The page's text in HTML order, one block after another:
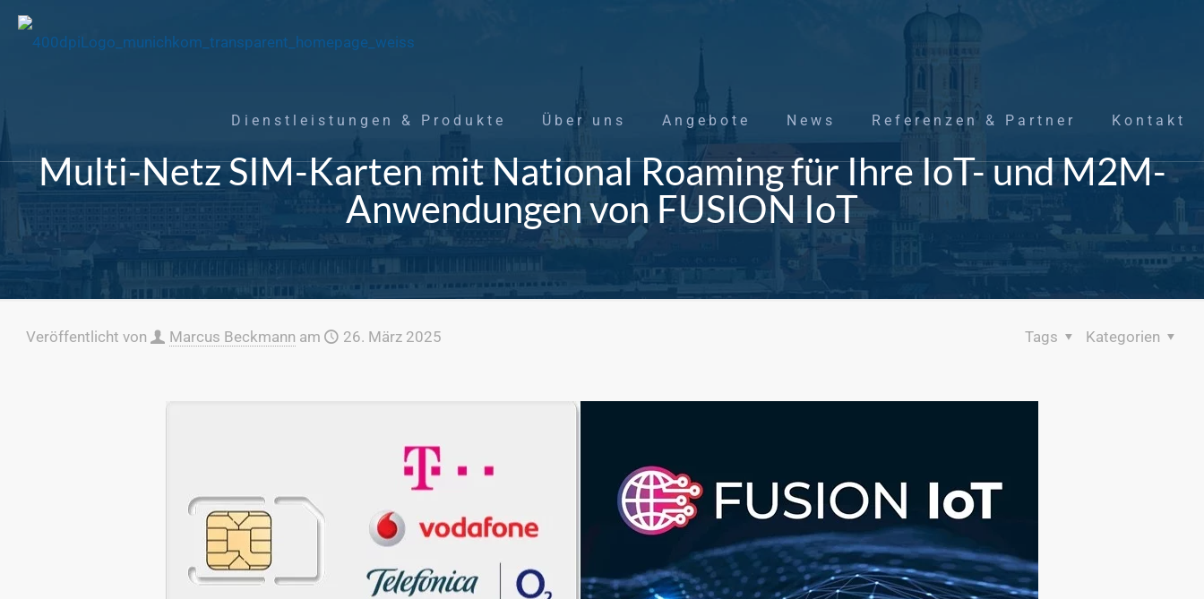
Dienstleistungen & Produkte Über uns Angebote News Referenzen & Partner Kontakt
Multi-Netz SIM-Karten mit National Roaming für Ihre IoT- und M2M-
Anwendungen von FUSION IoT
Veröffentlicht von Marcus Beckmann am 26. März 2025 Kategorien
Tags